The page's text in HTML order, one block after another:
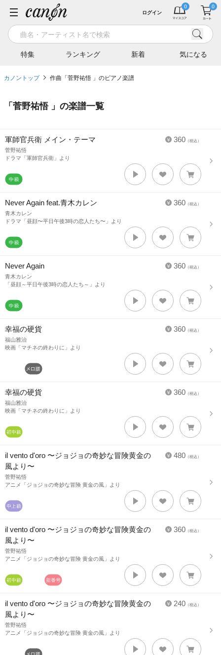
特集 ランキング 新着 気になる
ログイン
カノントップ 作曲「菅野祐悟 」のピアノ楽譜
「 菅野祐悟 」の楽譜一覧
360 （税込）
軍師官兵衛 メイン・テーマ
菅野祐悟
ドラマ「軍師官兵衛」より
360 （税込）
Never Again feat.青木カレン
青木カレン
ドラマ「昼顔〜平日午後3時の恋人たち〜」より
360 （税込）
Never Again
青木カレン
「昼顔～平日午後3時の恋人たち～」より
360 （税込）
幸福の硬貨
福山雅治
映画「マチネの終わりに」より
360 （税込）
幸福の硬貨
福山雅治
映画「マチネの終わりに」より
480 （税込）
il vento d'oro 〜ジョジョの奇妙な冒険黄金の
風より〜
菅野祐悟
アニメ「ジョジョの奇妙な冒険 黄金の風」より
360 （税込）
il vento d'oro 〜ジョジョの奇妙な冒険黄金の
風より〜
菅野祐悟
アニメ「ジョジョの奇妙な冒険 黄金の風」より
240 （税込）
il vento d'oro 〜ジョジョの奇妙な冒険黄金の
風より〜
菅野祐悟
アニメ「ジョジョの奇妙な冒険 黄金の風」より